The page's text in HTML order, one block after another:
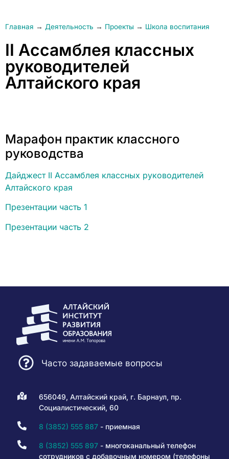
Главная → Деятельность → Проекты → Школа воспитания
II Ассамблея классных
руководителей
Алтайского края
Марафон практик классного
руководства
Дайджест II Ассамблея классных руководителей
Алтайского края
Презентации часть 1
Презентации часть 2
Часто задаваемые вопросы
656049, Алтайский край, г. Барнаул, пр.
Социалистический, 60
8 (3852) 555 887- приемная
8 (3852) 555 897- многоканальный телефон
сотрудников с добавочным номером (телефоны